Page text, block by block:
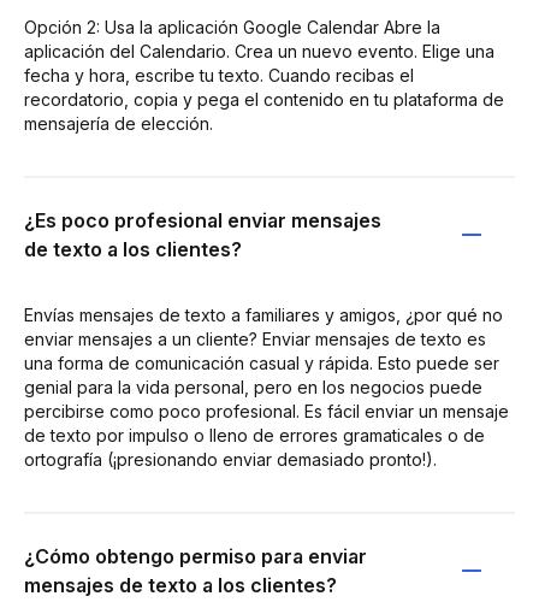
Opción 2: Usa la aplicación Google Calendar Abre la
aplicación del Calendario. Crea un nuevo evento. Elige una
fecha y hora, escribe tu texto. Cuando recibas el
recordatorio, copia y pega el contenido en tu plataforma de
mensajería de elección.
¿Es poco profesional enviar mensajes
de texto a los clientes?
Envías mensajes de texto a familiares y amigos, ¿por qué no
enviar mensajes a un cliente? Enviar mensajes de texto es
una forma de comunicación casual y rápida. Esto puede ser
genial para la vida personal, pero en los negocios puede
percibirse como poco profesional. Es fácil enviar un mensaje
de texto por impulso o lleno de errores gramaticales o de
ortografía (¡presionando enviar demasiado pronto!).
¿Cómo obtengo permiso para enviar
mensajes de texto a los clientes?